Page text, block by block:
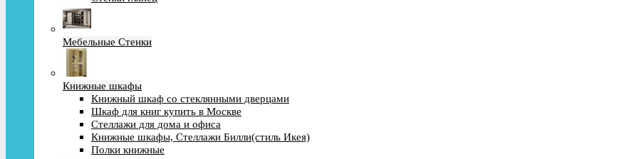
Мебельные Стенки
Книжные шкафы
Книжный шкаф со стеклянными дверцами
Шкаф для книг купить в Москве
Стеллажи для дома и офиса
Книжные шкафы, Стеллажи Билли(стиль Икея)
Полки книжные